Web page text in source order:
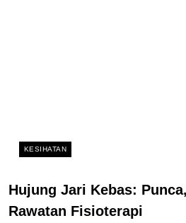
KESIHATAN
Hujung Jari Kebas:
Rawatan Fisioterapi